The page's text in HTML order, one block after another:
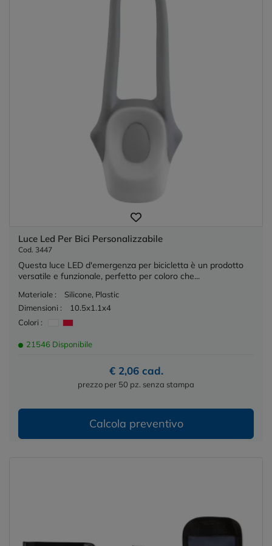
Luce Led Per Bici Personalizzabile
Cod. 3447
Questa luce LED d'emergenza per bicicletta è un prodotto
versatile e funzionale, perfetto per coloro che...
Materiale :
Silicone, Plastic
Dimensioni :
10.5x1.1x4
Colori :
21546 Disponibile
€ 2,06 cad.
prezzo per 50 pz. senza stampa
Calcola preventivo